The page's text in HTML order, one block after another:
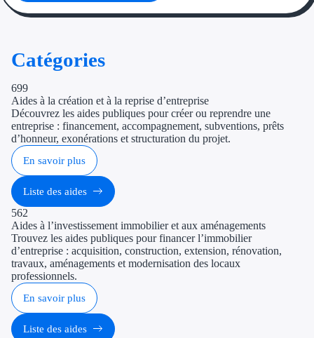
Catégories
699
Aides à la création et à la reprise d’entreprise
Découvrez les aides publiques pour créer ou reprendre une
entreprise : financement, accompagnement, subventions, prêts
d’honneur, exonérations et structuration du projet.
En savoir plus
Liste des aides
562
Aides à l’investissement immobilier et aux aménagements
Trouvez les aides publiques pour financer l’immobilier
d’entreprise : acquisition, construction, extension, rénovation,
travaux, aménagements et modernisation des locaux
professionnels.
En savoir plus
Liste des aides